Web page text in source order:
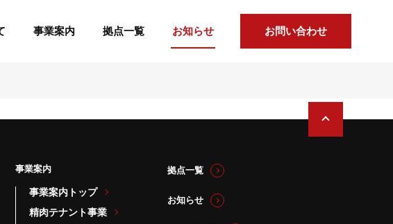
事業案内 拠点一覧 お知らせ お問い合わせ
事業案内
事業案内トップ
精肉テナント事業
拠点一覧
お知らせ